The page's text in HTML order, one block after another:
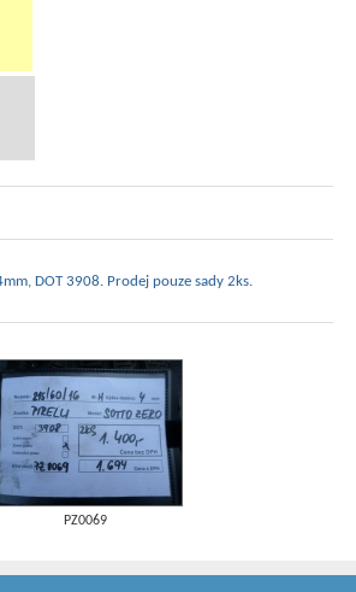
DOT 3908. Prodej pouze sady 2ks.
PZ0069